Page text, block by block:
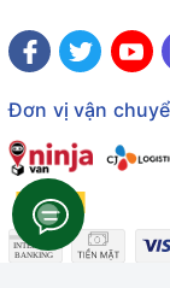
Đơn vị vận